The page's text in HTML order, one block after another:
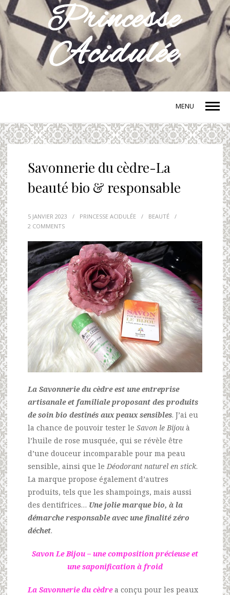
MENU
Savonnerie du cèdre-La
beauté bio & responsable
5 JANVIER 2023 / PRINCESSE ACIDULÉE / BEAUTÉ
/
2 COMMENTS
La Savonnerie du cèdre est une entreprise
artisanale et familiale proposant des produits
de soin bio destinés aux peaux sensibles. J’ai eu
la chance de pouvoir tester le Savon le Bijou à
l’huile de rose musquée, qui se révèle être
d’une douceur incomparable pour ma peau
sensible, ainsi que leDéodorant naturel en stick.
La marque propose également d’autres
produits, tels que les shampoings, mais aussi
des dentifrices… Une jolie marque bio, à la
démarche responsable avec une finalité zéro
déchet.
Savon Le Bijou – une composition précieuse et
une saponification à froid
La Savonnerie du cèdrea conçu pour les peaux